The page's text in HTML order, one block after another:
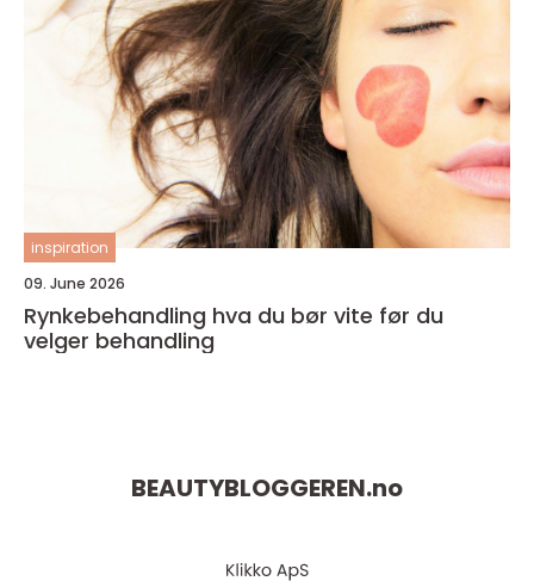
inspiration
09. June 2026
Rynkebehandling hva du bør vite før du
velger behandling
BEAUTYBLOGGEREN.no